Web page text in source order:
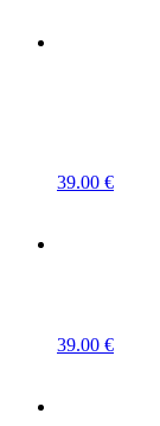
39.00 €
39.00 €